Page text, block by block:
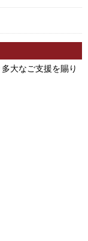
大なご支援を賜り